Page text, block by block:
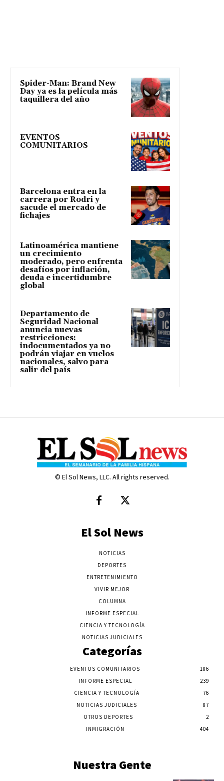
Spider-Man: Brand New
Day ya es la película más
taquillera del año
EVENTOS
COMUNITARIOS
Barcelona entra en la
carrera por Rodri y
sacude el mercado de
fichajes
Latinoamérica mantiene
un crecimiento
moderado, pero enfrenta
desafíos por inflación,
deuda e incertidumbre
global
Departamento de
Seguridad Nacional
anuncia nuevas
restricciones:
indocumentados ya no
podrán viajar en vuelos
nacionales, salvo para
salir del país
© El Sol News, LLC. All rights reserved.
El Sol News
NOTICIAS
DEPORTES
ENTRETENIMIENTO
VIVIR MEJOR
COLUMNA
INFORME ESPECIAL
CIENCIA Y TECNOLOGÍA
NOTICIAS JUDICIALES
Categorías
EVENTOS COMUNITARIOS
186
INFORME ESPECIAL
239
CIENCIA Y TECNOLOGÍA
76
NOTICIAS JUDICIALES
87
OTROS DEPORTES
2
INMIGRACIÓN
404
Nuestra Gente